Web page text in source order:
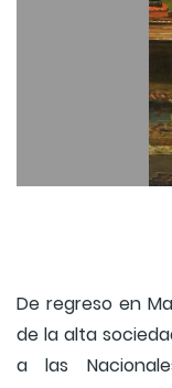
De regreso en
de la alta
a las